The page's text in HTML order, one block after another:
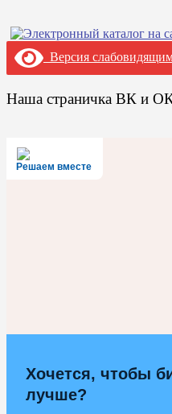
Версия
Наша страничка ВК и
Решаем вместе
Хочется, чтобы
лучше?